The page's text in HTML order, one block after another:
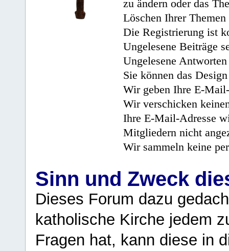
zu ändern oder das
Löschen Ihrer
Die Registrierung ist
Ungelesene Beiträge
Ungelesene
Sie können das
Wir geben Ihre E-
Wir verschicken
Ihre E-Mail-Adresse
Mitgliedern nicht
Wir sammeln keine
Sinn und Zweck
Dieses Forum dazu
katholische Kirche jedem
Fragen hat, kann diese in